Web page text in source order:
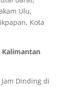
Ulu,
Kota
Kalimantan
Dinding di